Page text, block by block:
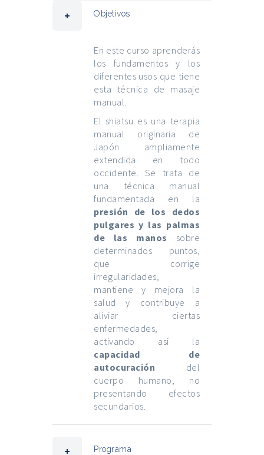
Objetivos
En este curso aprenderás
los fundamentos y los
diferentes usos que tiene
esta técnica de masaje
manual.
El shiatsu es una terapia
manual originaria de
Japón ampliamente
extendida en todo
occidente. Se trata de
una técnica manual
fundamentada en la
presión de los dedos
pulgares y las palmas
de las manos sobre
determinados puntos,
que corrige
irregularidades,
mantiene y mejora la
salud y contribuye a
aliviar ciertas
enfermedades,
activando así la
capacidad de
autocuración del
cuerpo humano, no
presentando efectos
secundarios.
Programa